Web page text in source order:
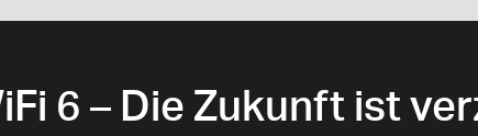
6 – Die Zukunft ist